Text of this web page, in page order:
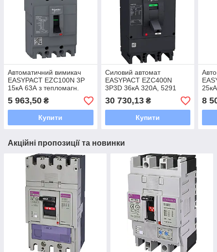
Автоматичний вимикач
EASYPACT EZC100N 3P
15кА 63А з тепломагн.
розчеплювачем Schneider
5 963,50 ₴
Купити
Силовий автомат
EASYPACT EZC400N
3P3D 36кА 320А, 5291
30 730,13₴
Купити
8
Акційні пропозиції та новинки